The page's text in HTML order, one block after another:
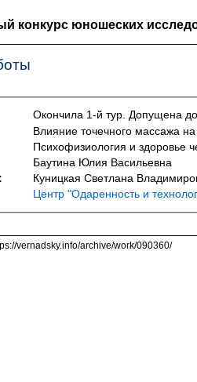
конкурс юношеских
Окончила 1-й тур. Допущена
Влияние точечного массажа
Психофизиология и здоровье
Баутина Юлия Васильевна
Куницкая Светлана
Центр "Одаренность и
vernadsky.info/archive/work/090360/